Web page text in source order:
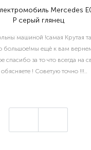
Mercedes
P серый глянец
машиной !самая Крутая
большое!мы ещё к вам
спасибо за то что всегда на
обясняете ! Советую точно !!!..